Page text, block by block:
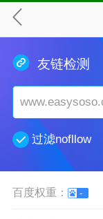
友链检测
过滤nofllow
百度权重： -